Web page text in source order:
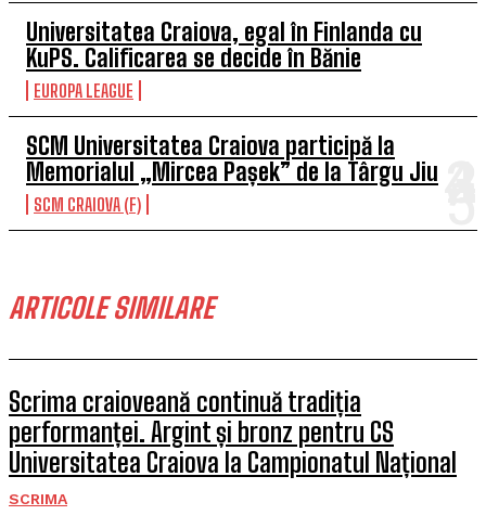
Universitatea Craiova, egal în Finlanda cu
KuPS. Calificarea se decide în Bănie
EUROPA LEAGUE
SCM Universitatea Craiova participă la
Memorialul „Mircea Pașek” de la Târgu Jiu
SCM CRAIOVA (F)
ARTICOLE SIMILARE
Scrima craioveană continuă tradiția
performanței. Argint și bronz pentru CS
Universitatea Craiova la Campionatul Național
SCRIMA